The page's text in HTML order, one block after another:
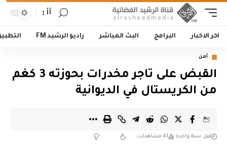
أأ
اخر الاخبار البرامج البث المباشر راديو الرشيد FM
أمن
القبض على تاجر مخدرات بحوزته 3 كغم
من الكريستال في الديوانية
قبل سنة واحدة 41 مشاهدات